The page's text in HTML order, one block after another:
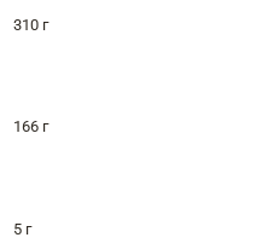
310 г
166 г
5 г